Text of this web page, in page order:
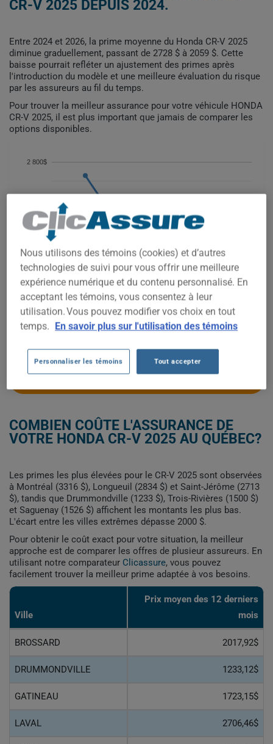
CR-V 2025 DEPUIS 2024.
Entre 2024 et 2026, la prime moyenne du Honda CR-V 2025
diminue graduellement, passant de 2728 $ à 2059 $. Cette
baisse pourrait refléter un ajustement des primes après
l'introduction du modèle et une meilleure évaluation du risque
par les assureurs au fil du temps.
Pour trouver la meilleur assurance pour votre véhicule HONDA
CR-V 2025, il est plus important que jamais de comparer les
options disponibles.
2024 2025 2026
2 000$
2 400$
2 800$
OBTENEZ UNE ASSURANCE À BAS PRIX POUR VOTRE HONDA CR-V
COMBIEN COÛTE L'ASSURANCE DE
VOTRE HONDA CR-V 2025 AU QUÉBEC?
Les primes les plus élevées pour le CR-V 2025 sont observées
à Montréal (3316 $), Longueuil (2834 $) et Saint-Jérôme (2713
$), tandis que Drummondville (1233 $), Trois-Rivières (1500 $)
et Saguenay (1526 $) affichent les montants les plus bas.
L'écart entre les villes extrêmes dépasse 2000 $.
Pour obtenir le coût exact pour votre situation, la meilleur
approche est de comparer les offres de plusieur assureurs. En
utilisant notre comparateur Clicassure, vous pouvez
facilement trouver la meilleur prime adaptée à vos besoins.
Ville
Prix ​​moyen des 12 derniers
mois
BROSSARD 2017,92$
DRUMMONDVILLE 1233,12$
GATINEAU 1723,15$
LAVAL 2706,46$
Nous utilisons des témoins (cookies) et d’autres
technologies de suivi pour vous offrir une meilleure
expérience numérique et du contenu personnalisé. En
acceptant les témoins, vous consentez à leur
utilisation. Vous pouvez modifier vos choix en tout
temps. En savoir plus sur l'utilisation des témoins
Personnaliser les témoins Tout accepter